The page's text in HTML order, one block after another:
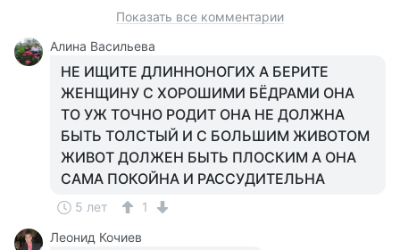
Показать все комментарии
Алина Васильева
НЕ ИЩИТЕ ДЛИННОНОГИХ А БЕРИТЕ
ЖЕНЩИНУ С ХОРОШИМИ БЁДРАМИ ОНА
ТО УЖ ТОЧНО РОДИТ ОНА НЕ ДОЛЖНА
БЫТЬ ТОЛСТЫЙ И С БОЛЬШИМ ЖИВОТОМ
ЖИВОТ ДОЛЖЕН БЫТЬ ПЛОСКИМ А ОНА
САМА ПОКОЙНА И РАССУДИТЕЛЬНА
5 лет
1
Леонид Кочиев